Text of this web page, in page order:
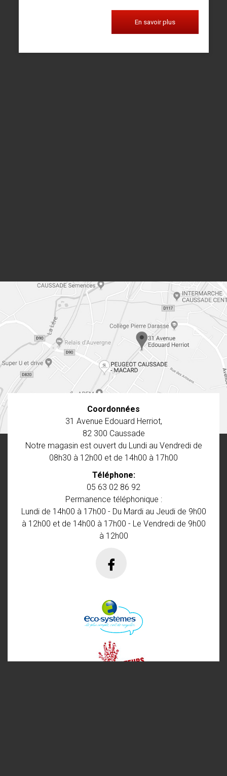
En savoir plus
Coordonnées
31 Avenue Edouard Herriot,
82 300 Caussade
Notre magasin est ouvert du Lundi au Vendredi de
08h30 à 12h00 et de 14h00 à 17h00
Téléphone:
05 63 02 86 92
Permanence téléphonique :
Lundi de 14h00 à 17h00 - Du Mardi au Jeudi de 9h00
à 12h00 et de 14h00 à 17h00 - Le Vendredi de 9h00
à 12h00